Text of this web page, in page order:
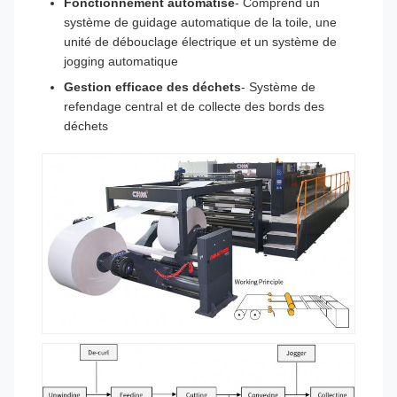
système de guidage automatique de la toile, une
unité de débouclage électrique et un système de
jogging automatique
Gestion efficace des déchets- Système de
refendage central et de collecte des bords des
déchets